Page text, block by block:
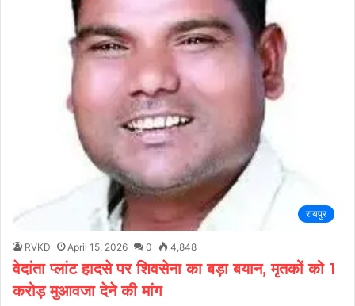
रायपुर
RVKD April 15, 2026 0 4,848
वेदांता प्लांट हादसे पर शिवसेना का बड़ा बयान, मृतकों को 1
करोड़ मुआवजा देने की मांग